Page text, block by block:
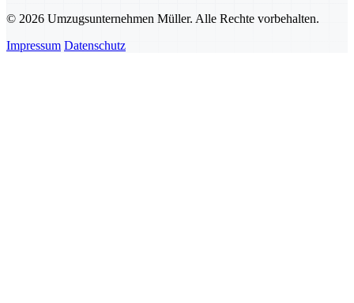
© 2026 Umzugsunternehmen Müller. Alle Rechte vorbehalten.
Impressum Datenschutz